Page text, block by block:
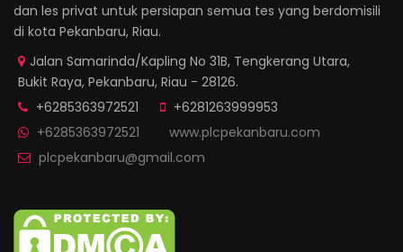
dan les privat untuk persiapan semua tes yang berdomisili
di kota Pekanbaru, Riau.
Jalan Samarinda/Kapling No 31B, Tengkerang Utara,
Bukit Raya, Pekanbaru, Riau - 28126.
+6285363972521
+6281263999953
+6285363972521
www.plcpekanbaru.com
plcpekanbaru@gmail.com